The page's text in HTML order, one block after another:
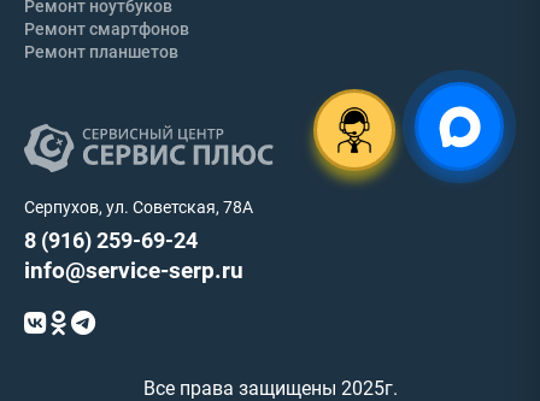
Серпухов, ул. Советская, 78А
8 (916) 259-69-24
info@service-serp.ru
Ремонт ноутбуков
Ремонт смартфонов
Ремонт планшетов
Все права защищены 2025г.